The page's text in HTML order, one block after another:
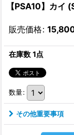
【PSA10】カ
販売価格:
在庫数 1点
数量:
その他重要事項